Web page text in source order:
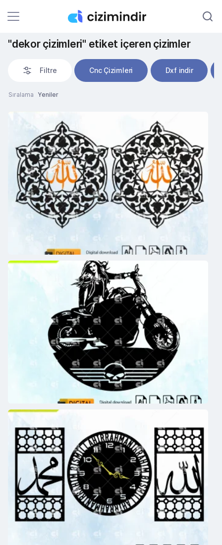
"dekor çizimleri" etiket içeren çizimler
Filtre Cnc Çizimleri Dxf indir
Sıralama Yeniler